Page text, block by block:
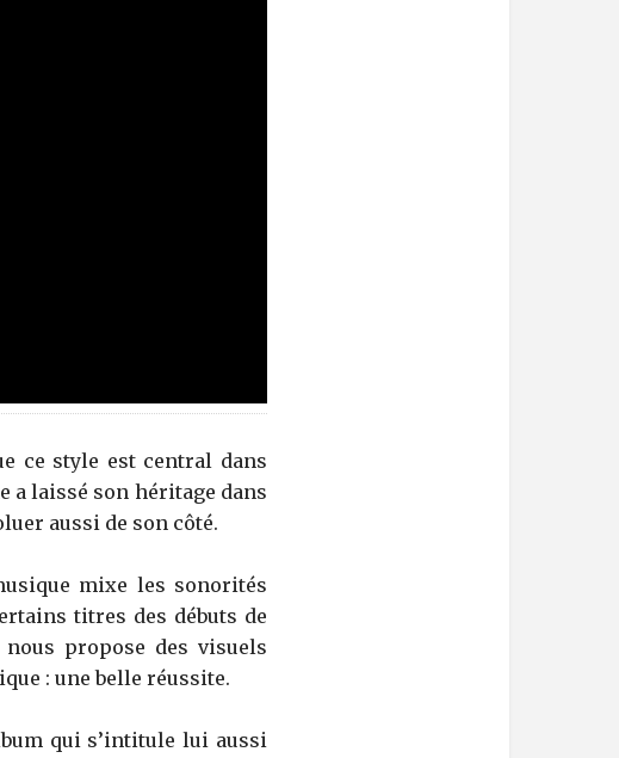
ce style est central dans
a laissé son héritage dans
aussi de son côté.
mixe les sonorités
titres des débuts de
propose des visuels
: une belle réussite.
qui s’intitule lui aussi